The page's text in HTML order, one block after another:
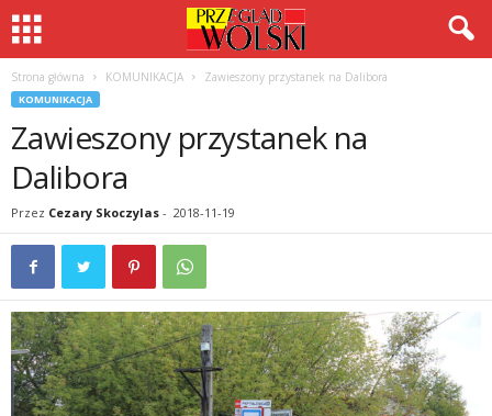
Strona główna KOMUNIKACJA Zawieszony przystanek na Dalibora
KOMUNIKACJA
Zawieszony przystanek na
Dalibora
Przez Cezary Skoczylas - 2018-11-19